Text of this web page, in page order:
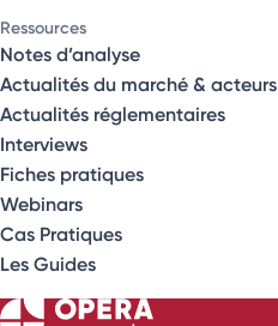
Ressources
Notes d’analyse
Actualités du marché & acteurs
Actualités réglementaires
Interviews
Fiches pratiques
Webinars
Cas Pratiques
Les Guides